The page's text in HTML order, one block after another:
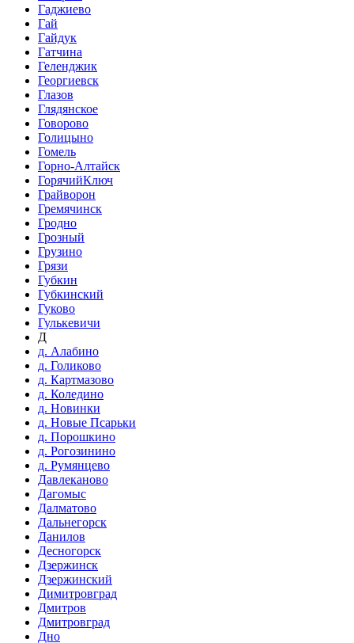
Гаджиево
Гай
Гайдук
Гатчина
Геленджик
Георгиевск
Глазов
Глядянское
Говорово
Голицыно
Гомель
Горно-Алтайск
ГорячийКлюч
Грайворон
Гремячинск
Гродно
Грозный
Грузино
Грязи
Губкин
Губкинский
Гуково
Гулькевичи
Д
д. Алабино
д. Голиково
д. Картмазово
д. Коледино
д. Новинки
д. Новые Псарьки
д. Порошкино
д. Рогозинино
д. Румянцево
Давлеканово
Дагомыс
Далматово
Дальнегорск
Данилов
Десногорск
Дзержинск
Дзержинский
Димитровград
Дмитров
Дмитровград
Дно